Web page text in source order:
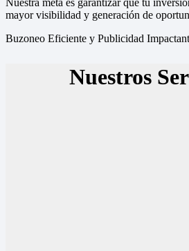
Nuestra meta es garantizar que tu
mayor visibilidad y generación de
Buzoneo Eficiente y Publicidad
Nuestros